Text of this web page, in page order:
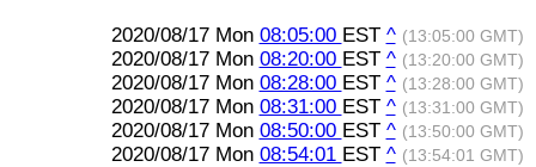
2020/08/17 Mon 08:05:00 EST ^ (13:05:00 GMT)
2020/08/17 Mon 08:20:00 EST ^ (13:20:00 GMT)
2020/08/17 Mon 08:28:00 EST ^ (13:28:00 GMT)
2020/08/17 Mon 08:31:00 EST ^ (13:31:00 GMT)
2020/08/17 Mon 08:50:00 EST ^ (13:50:00 GMT)
2020/08/17 Mon 08:54:01 EST ^ (13:54:01 GMT)